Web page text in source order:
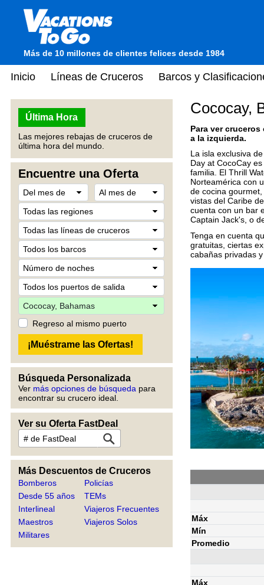
Más de 10 millones de clientes felices desde 1984
Inicio Líneas de Cruceros Barcos y
Última Hora
Las mejores rebajas de cruceros de
última hora del mundo.
Encuentre una Oferta
Regreso al mismo puerto
Búsqueda Personalizada
Ver más opciones de búsqueda para
encontrar su crucero ideal.
Ver su Oferta FastDeal
Más Descuentos de Cruceros
Bomberos
Desde 55 años
Interlineal
Maestros
Militares
Policías
TEMs
Viajeros Frecuentes
Viajeros Solos
Cococay,
Para ver
a la izquierda.
La isla exclusiva
Day at CocoCay
familia. El Thrill
Norteamérica con
de cocina
vistas del Caribe
cuenta con un bar
Captain Jack's, o
Tenga en cuenta
gratuitas, ciertas
cabañas privadas
Máx
Mín
Promedio
Máx